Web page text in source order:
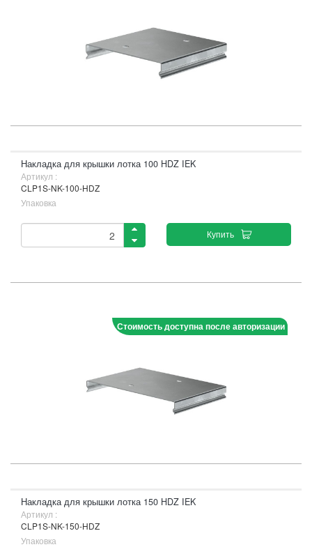
Накладка для крышки лотка 100 HDZ IEK
Артикул :
CLP1S-NK-100-HDZ
Упаковка
Купить
Стоимость доступна после авторизации
Накладка для крышки лотка 150 HDZ IEK
Артикул :
CLP1S-NK-150-HDZ
Упаковка